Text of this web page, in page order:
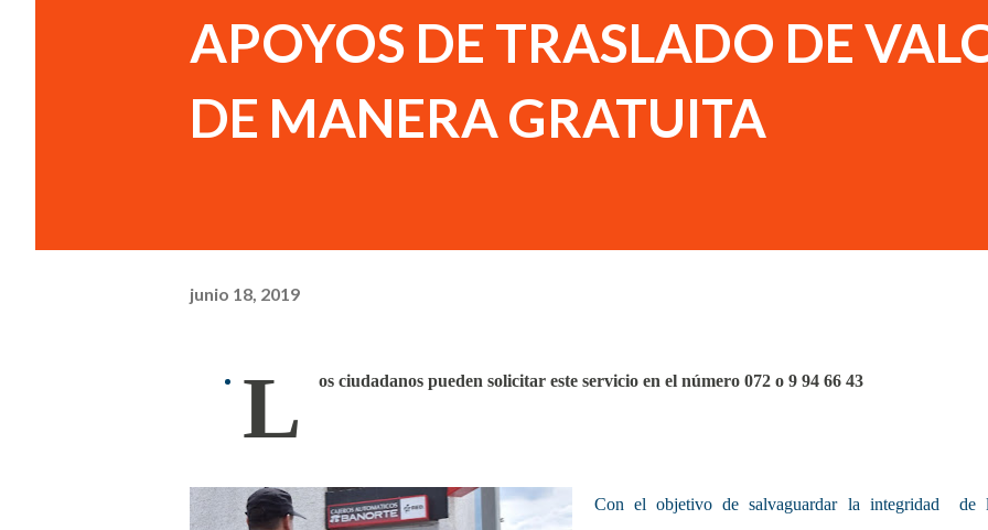
APOYOS DE TRASLADO DE
DE MANERA GRATUITA
junio 18, 2019
L os ciudadanos pueden solicitar este servicio en el número 072 o 9 94 66 43
Con el objetivo de salvaguardar la integridad de